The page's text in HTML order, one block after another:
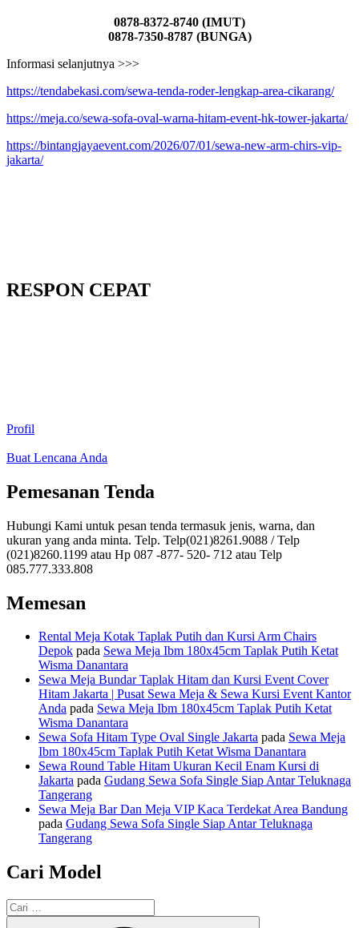
0878-8372-8740 (IMUT)
0878-7350-8787 (BUNGA)
Informasi selanjutnya >>>
https://tendabekasi.com/sewa-tenda-roder-lengkap-area-cikarang/
https://meja.co/sewa-sofa-oval-warna-hitam-event-hk-tower-jakarta/
https://bintangjayaevent.com/2026/07/01/sewa-new-arm-chirs-vip-
jakarta/
RESPON CEPAT
Profil
Buat Lencana Anda
Pemesanan Tenda
Hubungi Kami untuk pesan tenda termasuk jenis, warna, dan
ukuran yang anda minta. Telp. Telp(021)8261.9088 / Telp
(021)8260.1199 atau Hp 087 -877- 520- 712 atau Telp
085.777.333.808
Memesan
Rental Meja Kotak Taplak Putih dan Kursi Arm Chairs
Depok pada Sewa Meja Ibm 180x45cm Taplak Putih Ketat
Wisma Danantara
Sewa Meja Bundar Taplak Hitam dan Kursi Event Cover
Hitam Jakarta | Pusat Sewa Meja & Sewa Kursi Event Kantor
Anda pada Sewa Meja Ibm 180x45cm Taplak Putih Ketat
Wisma Danantara
Sewa Sofa Hitam Type Oval Single Jakarta pada Sewa Meja
Ibm 180x45cm Taplak Putih Ketat Wisma Danantara
Sewa Round Table Hitam Ukuran Kecil Enam Kursi di
Jakarta pada Gudang Sewa Sofa Single Siap Antar Teluknaga
Tangerang
Sewa Meja Bar Dan Meja VIP Kaca Terdekat Area Bandung
pada Gudang Sewa Sofa Single Siap Antar Teluknaga
Tangerang
Cari Model
Pencarian
untuk: